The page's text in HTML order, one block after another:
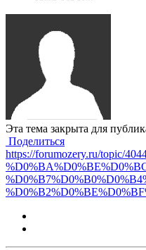
Эта тема закрыта для
Поделиться
https://forumozery.ru/topic/